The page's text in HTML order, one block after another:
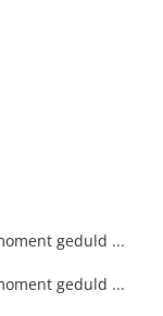
geduld ...
geduld ...